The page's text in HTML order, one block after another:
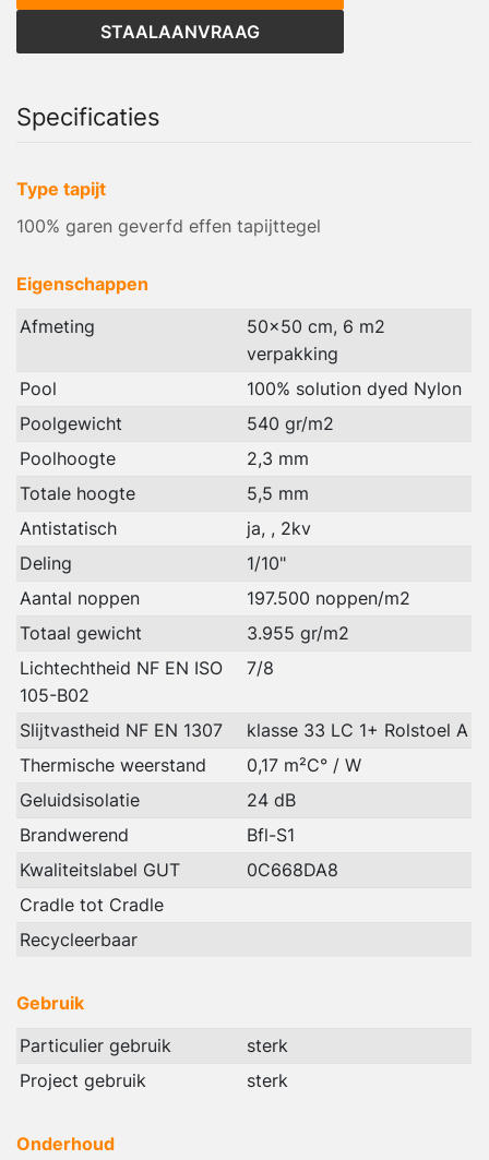
STAALAANVRAAG
Specificaties
Type tapijt
100% garen geverfd effen tapijttegel
Eigenschappen
Afmeting
50x50 cm, 6 m2
verpakking
Pool
100% solution dyed Nylon
Poolgewicht
540 gr/m2
Poolhoogte
2,3 mm
Totale hoogte
5,5 mm
Antistatisch
ja, , 2kv
Deling
1/10"
Aantal noppen
197.500 noppen/m2
Totaal gewicht
3.955 gr/m2
Lichtechtheid NF EN ISO
105-B02
7/8
Slijtvastheid NF EN 1307
klasse 33 LC 1+ Rolstoel A
Thermische weerstand
0,17 m²C° / W
Geluidsisolatie
24 dB
Brandwerend
Bfl-S1
Kwaliteitslabel GUT
0C668DA8
Cradle tot Cradle
Recycleerbaar
Gebruik
Particulier gebruik
sterk
Project gebruik
sterk
Onderhoud